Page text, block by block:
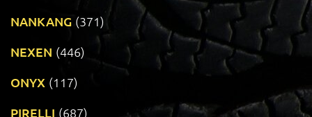
NANKANG (371)
NEXEN (446)
ONYX (117)
PIRELLI (687)